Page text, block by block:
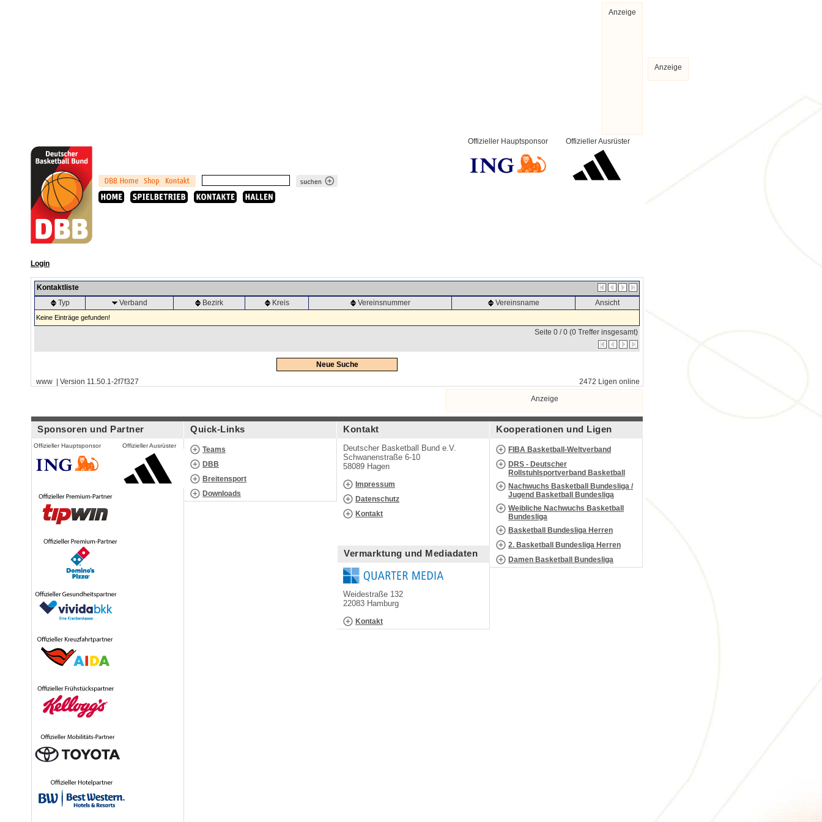
Anzeige
Offizieller Ausrüster
Offizieller Hauptsponsor
Login
Kontaktliste
Typ
Verband Bezirk Kreis Vereinsnummer Vereinsname Ansicht
Keine Einträge gefunden!
Seite 0 / 0 (0 Treffer insgesamt)
Neue Suche
www | Version 11.50.1-2f7f327
2472 Ligen online
Anzeige
Sponsoren und Partner
Offizieller Hauptsponsor Offizieller Ausrüster
Quick-Links
Teams
DBB
Breitensport
Downloads
Kontakt
Deutscher Basketball Bund e.V.
Schwanenstraße 6-10
58089 Hagen
Impressum
Datenschutz
Kontakt
Vermarktung und Mediadaten
Weidestraße 132
22083 Hamburg
Kontakt
Kooperationen und Ligen
FIBA Basketball-Weltverband
DRS - Deutscher
Rollstuhlsportverband Basketball
Nachwuchs Basketball Bundesliga /
Jugend Basketball Bundesliga
Weibliche Nachwuchs Basketball
Bundesliga
Basketball Bundesliga Herren
2. Basketball Bundesliga Herren
Damen Basketball Bundesliga
Anzeige